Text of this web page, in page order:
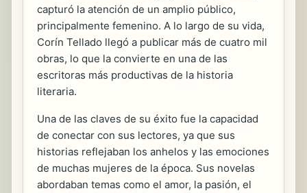
capturó la atención de un amplio público,
principalmente femenino. A lo largo de su vida,
Corín Tellado llegó a publicar más de cuatro mil
obras, lo que la convierte en una de las
escritoras más productivas de la historia
literaria.
Una de las claves de su éxito fue la capacidad
de conectar con sus lectores, ya que sus
historias reflejaban los anhelos y las emociones
de muchas mujeres de la época. Sus novelas
abordaban temas como el amor, la pasión, el